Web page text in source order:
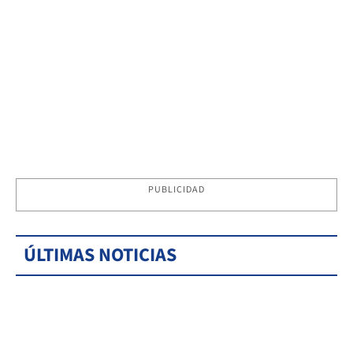
PUBLICIDAD
ÚLTIMAS NOTICIAS